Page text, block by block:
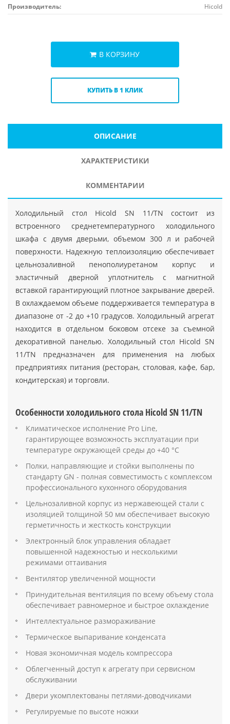
Производитель:
Hicold
В КОРЗИНУ
КУПИТЬ В 1 КЛИК
ОПИСАНИЕ
ХАРАКТЕРИСТИКИ
КОММЕНТАРИИ
Холодильный стол Hicold SN 11/TN состоит из
встроенного среднетемпературного холодильного
шкафа с двумя дверьми, объемом 300 л и рабочей
поверхности. Надежную теплоизоляцию обеспечивает
цельнозаливной пенополиуретаном корпус и
эластичный дверной уплотнитель с магнитной
вставкой гарантирующий плотное закрывание дверей.
В охлаждаемом объеме поддерживается температура в
диапазоне от -2 до +10 градусов. Холодильный агрегат
находится в отдельном боковом отсеке за съемной
декоративной панелью. Холодильный стол Hicold SN
11/TN предназначен для применения на любых
предприятиях питания (ресторан, столовая, кафе, бар,
кондитерская) и торговли.
Особенности холодильного стола Hicold SN 11/TN
Климатическое исполнение Pro Line,
гарантирующее возможность эксплуатации при
температуре окружающей среды до +40 °С
Полки, направляющие и стойки выполнены по
стандарту GN - полная совместимость с комплексом
профессионального кухонного оборудования
Цельнозаливной корпус из нержавеющей стали с
изоляцией толщиной 50 мм обеспечивает высокую
герметичность и жесткость конструкции
Электронный блок управления обладает
повышенной надежностью и несколькими
режимами оттаивания
Вентилятор увеличенной мощности
Принудительная вентиляция по всему объему стола
обеспечивает равномерное и быстрое охлаждение
Интеллектуальное размораживание
Термическое выпаривание конденсата
Новая экономичная модель компрессора
Облегченный доступ к агрегату при сервисном
обслуживании
Двери укомплектованы петлями-доводчиками
Регулируемые по высоте ножки